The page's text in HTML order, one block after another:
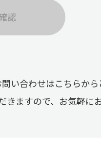
認
い合わせはこちらか
きますので、お気軽に